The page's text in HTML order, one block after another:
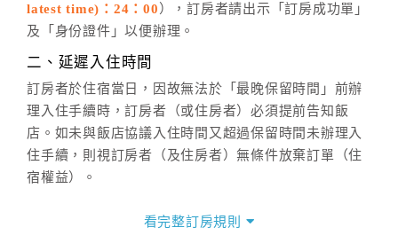
六、聯絡方式
(07)9682715 。
latest time)：24：00 ），訂房者請出示「訂房成功單」
及「身份證件」以便辦理。
二、延遲入住時間
訂房者於住宿當日，因故無法於「最晚保留時間」前辦
理入住手續時，訂房者（或住房者）必須提前告知飯
店。如未與飯店協議入住時間又超過保留時間未辦理入
住手續，則視訂房者（及住房者）無條件放棄訂單（住
宿權益）。
看完整訂房規則